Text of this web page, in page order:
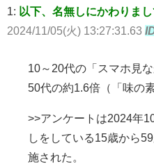
1: 以下、名無しにかわりま
2024/11/05(火) 13:27:31.63
10～20代の「スマホ見
50代の約1.6倍（「味の
>>アンケートは2024年
しをしている15歳から
施された。